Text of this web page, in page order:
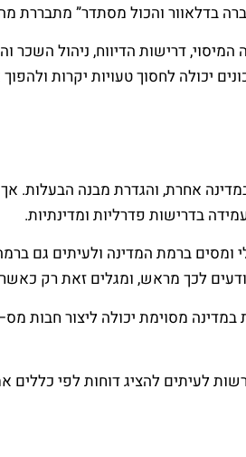
בדלאוור והכול מסתדר” מתבררת
דרישות הדיווח, ניהול השכר
יכולה לחסוך טעויות יקרות
אחרת, והגדרת מבנה הבעלות.
בדרישות פדרליות ומדינתיות.
ומסים ברמת המדינה ולעיתים גם
לכך מראש, ומגלים זאת רק
לעיתים להציג דוחות לפי